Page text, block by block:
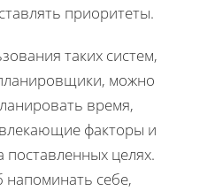
приоритеты.
таких систем,
можно
время,
факторы и
поставленных целях.
себе,